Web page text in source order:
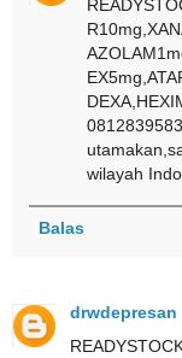
wilayah
Balas
drwdepresan